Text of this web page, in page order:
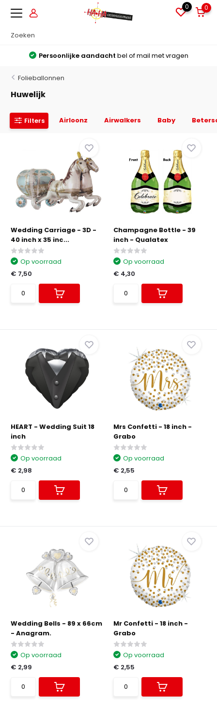
0 0
Grote voorradenAlles direct leverbaar uit voorraad
Folieballonnen
Huwelijk
Filters Airloonz Airwalkers Baby
Wedding Carriage - 3D -
40 inch x 35 inc...
Op voorraad
€ 7,50
Champagne Bottle - 39
inch - Qualatex
Op voorraad
€ 4,30
HEART - Wedding Suit 18
inch
Op voorraad
€ 2,98
Mrs Confetti - 18 inch -
Grabo
Op voorraad
€ 2,55
Wedding Bells - 89 x 66cm
- Anagram.
Op voorraad
€ 2,99
Mr Confetti - 18 inch -
Grabo
Op voorraad
€ 2,55